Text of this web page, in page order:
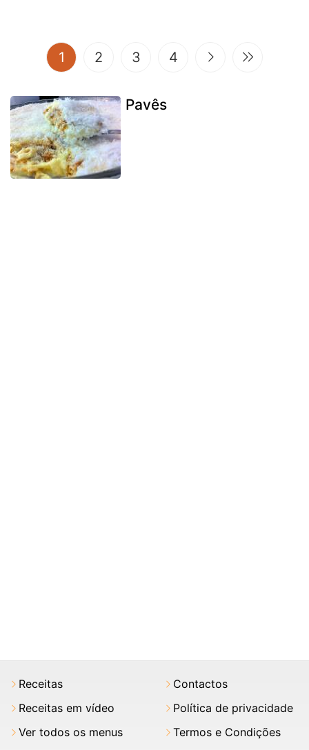
1 (current)
2 3 4
Pavês
Receitas
Receitas em vídeo
Ver todos os menus
Contactos
Política de privacidade
Termos e Condições